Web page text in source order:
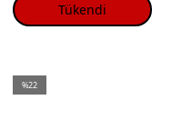
Tükendi
%22